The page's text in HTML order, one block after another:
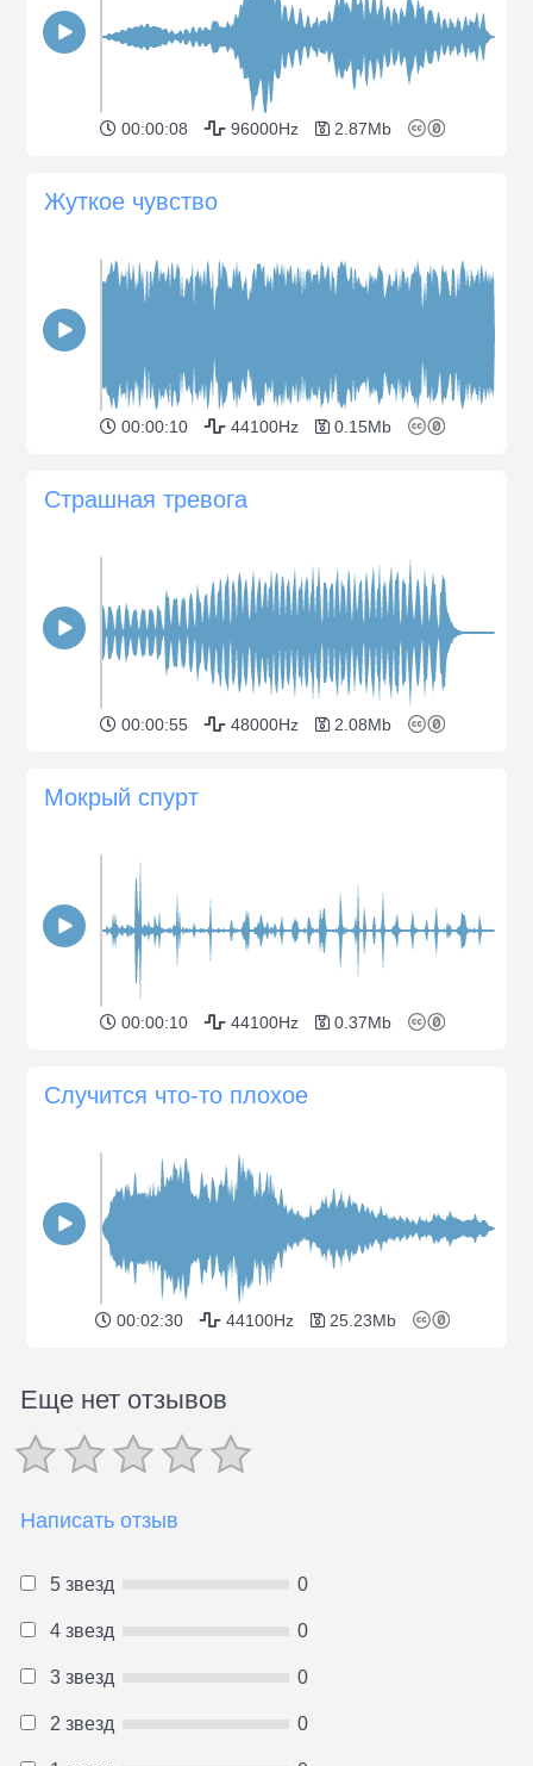
00:00:08 96000Hz 2.87Mb
Жуткое чувство
00:00:10 44100Hz 0.15Mb
Страшная тревога
00:00:55 48000Hz 2.08Mb
Мокрый спурт
00:00:10 44100Hz 0.37Mb
Случится что-то плохое
00:02:30 44100Hz 25.23Mb
Еще нет отзывов
Написать отзыв
5 звезд 0
4 звезд 0
3 звезд 0
2 звезд 0